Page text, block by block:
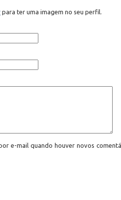
para ter uma imagem no seu perfil.
e-mail quando houver novos